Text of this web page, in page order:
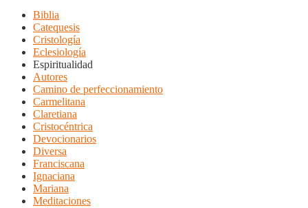
Biblia
Catequesis
Cristología
Eclesiología
Espiritualidad
Autores
Camino de perfeccionamiento
Carmelitana
Claretiana
Cristocéntrica
Devocionarios
Diversa
Franciscana
Ignaciana
Mariana
Meditaciones